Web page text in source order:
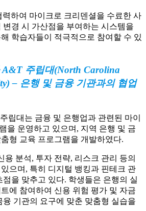
하여 마이크로 크리덴셜을 수료한 사
변경 시 가산점을 부여하는 시스템을
학습자들이 적극적으로 참여할 수 있
주립대(North Carolina
– 은행 및 금융 기관과의 협업
립대는 금융 및 은행업과 관련된 마이
을 운영하고 있으며, 지역 은행 및 금
형 교육 프로그램을 개발하였다.
용 분석, 투자 전략, 리스크 관리 등의
으며, 특히 디지털 뱅킹과 핀테크 관
점을 맞추고 있다. 학생들은 은행의 실
에 참여하여 신용 위험 평가 및 자금
융 기관의 요구에 맞춘 맞춤형 실습을